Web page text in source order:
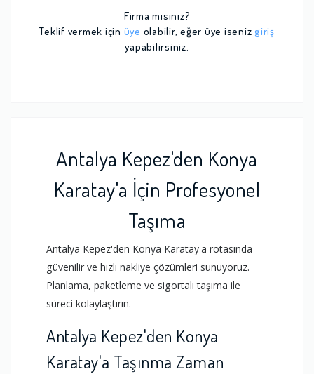
Firma mısınız?
Teklif vermek için üye olabilir, eğer üye iseniz giriş
yapabilirsiniz.
Antalya Kepez'den Konya
Karatay'a İçin Profesyonel
Taşıma
Antalya Kepez'den Konya Karatay'a rotasında
güvenilir ve hızlı nakliye çözümleri sunuyoruz.
Planlama, paketleme ve sigortalı taşıma ile
süreci kolaylaştırın.
Antalya Kepez'den Konya
Karatay'a Taşınma Zaman